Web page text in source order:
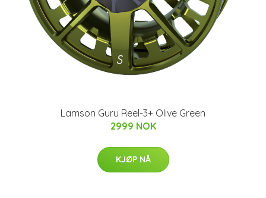
Lamson Guru Reel-3+ Olive Green
2999 NOK
KJØP NÅ